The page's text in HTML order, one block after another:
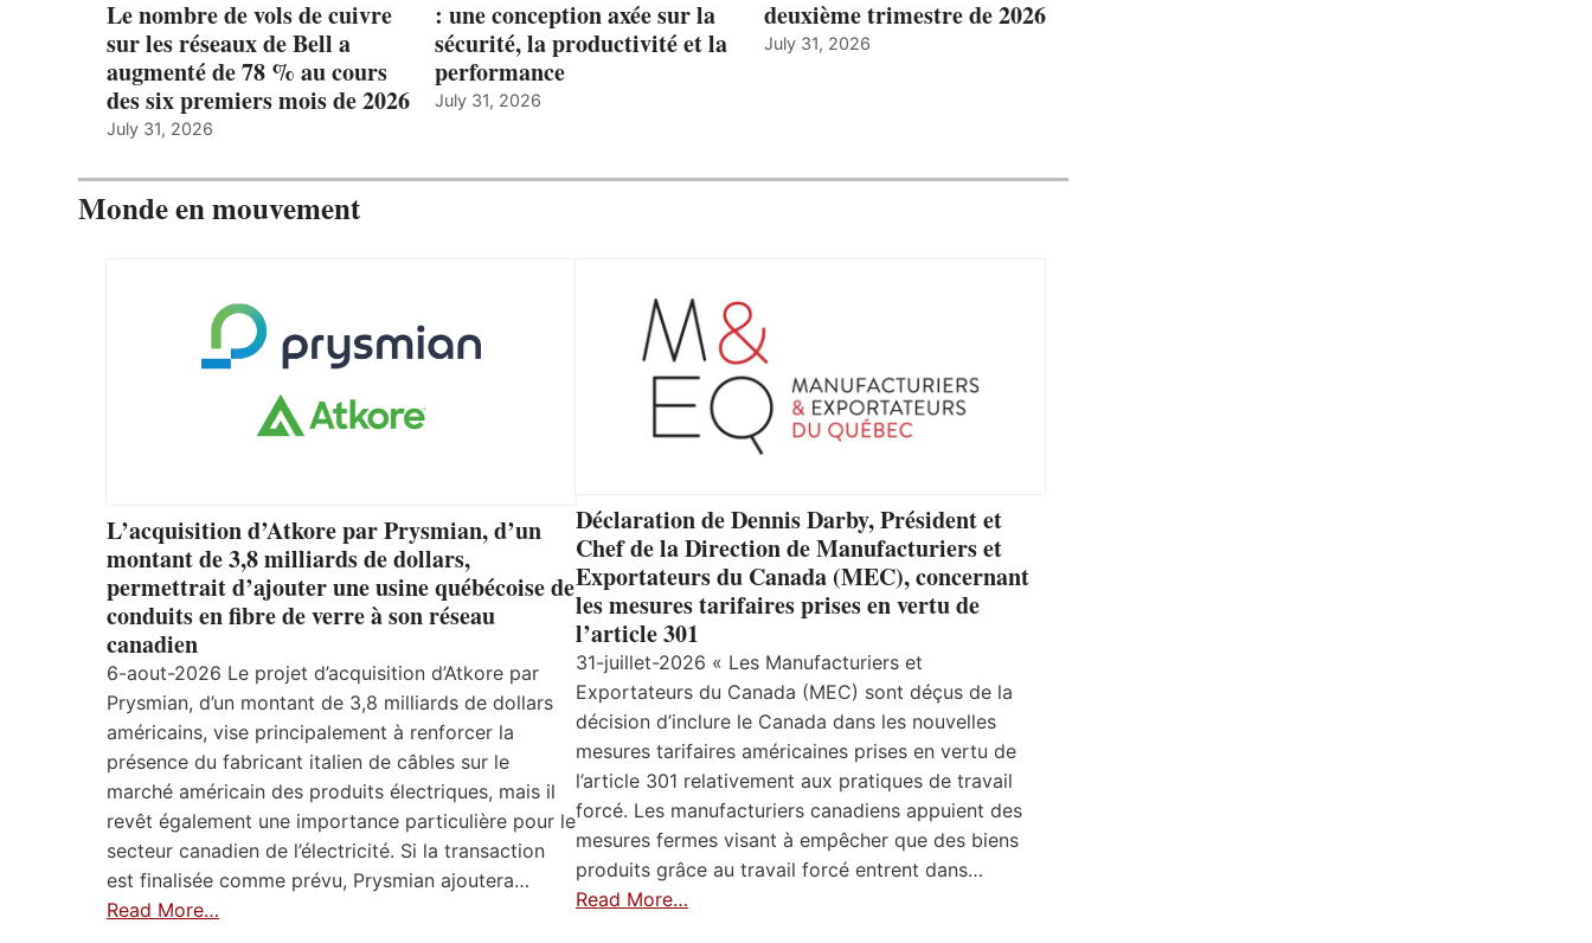
Le nombre de vols de cuivre
sur les réseaux de Bell a
augmenté de 78 % au cours
des six premiers mois de 2026
July 31, 2026
: une conception axée sur la
sécurité, la productivité et la
performance
July 31, 2026
deuxième trimestre de 2026
July 31, 2026
Monde en mouvement
L’acquisition d’Atkore par Prysmian, d’un
montant de 3,8 milliards de dollars,
permettrait d’ajouter une usine québécoise de
conduits en fibre de verre à son réseau
canadien
6-aout-2026 Le projet d’acquisition d’Atkore par
Prysmian, d’un montant de 3,8 milliards de dollars
américains, vise principalement à renforcer la
présence du fabricant italien de câbles sur le
marché américain des produits électriques, mais il
revêt également une importance particulière pour le
secteur canadien de l’électricité. Si la transaction
est finalisée comme prévu, Prysmian ajoutera…
Read More…
Déclaration de Dennis Darby, Président et
Chef de la Direction de Manufacturiers et
Exportateurs du Canada (MEC), concernant
les mesures tarifaires prises en vertu de
l’article 301
31-juillet-2026 « Les Manufacturiers et
Exportateurs du Canada (MEC) sont déçus de la
décision d’inclure le Canada dans les nouvelles
mesures tarifaires américaines prises en vertu de
l’article 301 relativement aux pratiques de travail
forcé. Les manufacturiers canadiens appuient des
mesures fermes visant à empêcher que des biens
produits grâce au travail forcé entrent dans…
Read More…